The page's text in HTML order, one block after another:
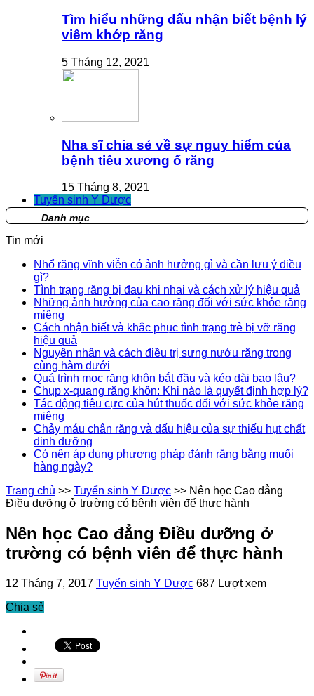
Tìm hiểu những dấu nhận biết bệnh lý
viêm khớp răng
5 Tháng 12, 2021
Nha sĩ chia sẻ về sự nguy hiểm của
bệnh tiêu xương ổ răng
15 Tháng 8, 2021
Tuyển sinh Y Dược
Danh mục
Tin mới
Nhổ răng vĩnh viễn có ảnh hưởng gì và cần lưu ý điều
gì?
Tình trạng răng bị đau khi nhai và cách xử lý hiệu quả
Những ảnh hưởng của cao răng đối với sức khỏe răng
miệng
Cách nhận biết và khắc phục tình trạng trẻ bị vỡ răng
hiệu quả
Nguyên nhân và cách điều trị sưng nướu răng trong
cùng hàm dưới
Quá trình mọc răng khôn bắt đầu và kéo dài bao lâu?
Chụp x-quang răng khôn: Khi nào là quyết định hợp lý?
Tác động tiêu cực của hút thuốc đối với sức khỏe răng
miệng
Chảy máu chân răng và dấu hiệu của sự thiếu hụt chất
dinh dưỡng
Có nên áp dụng phương pháp đánh răng bằng muối
hàng ngày?
Trang chủ >> Tuyển sinh Y Dược >> Nên học Cao đẳng
Điều dưỡng ở trường có bệnh viên để thực hành
Nên học Cao đẳng Điều dưỡng ở
trường có bệnh viên để thực hành
12 Tháng 7, 2017 Tuyển sinh Y Dược 687 Lượt xem
Chia sẻ